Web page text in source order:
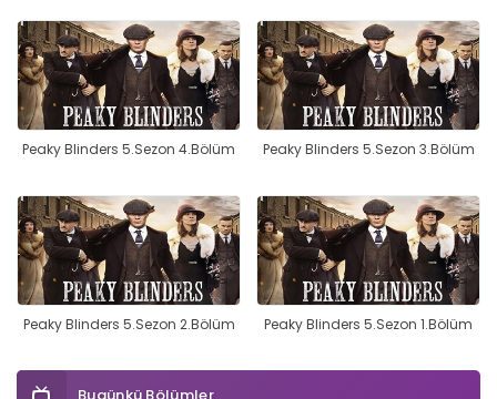
Peaky Blinders 5.Sezon 4.Bölüm Peaky Blinders 5.Sezon 3.Bölüm
Peaky Blinders 5.Sezon 2.Bölüm Peaky Blinders 5.Sezon 1.Bölüm